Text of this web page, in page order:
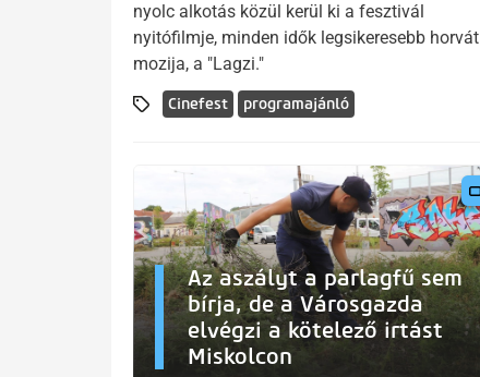
nyolc alkotás közül kerül ki a fesztivál
nyitófilmje, minden idők legsikeresebb horvát
mozija, a "Lagzi."
Cinefest programajánló
Az aszályt a parlagfű sem
bírja, de a Városgazda
elvégzi a kötelező irtást
Miskolcon